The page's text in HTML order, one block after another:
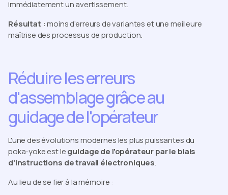
immédiatement un avertissement.
Résultat :moins d’erreurs de variantes et une meilleure
maîtrise des processus de production.
Réduire les erreurs
d'assemblage grâce au
guidage de l'opérateur
L'une des évolutions modernes les plus puissantes du
poka-yoke est leguidage de l'opérateur par le biais
d'instructions de travail électroniques.
Au lieu de se fier à la mémoire :